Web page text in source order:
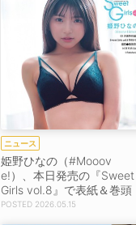
ニュース
姫野ひなの（#Mooov
e!）、本日発売の『Sweet
Girls vol.8』で表紙＆巻頭
22ページを飾る！
2026.05.15